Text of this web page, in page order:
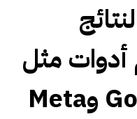
أدوات مثل
Google Analytics وMeta